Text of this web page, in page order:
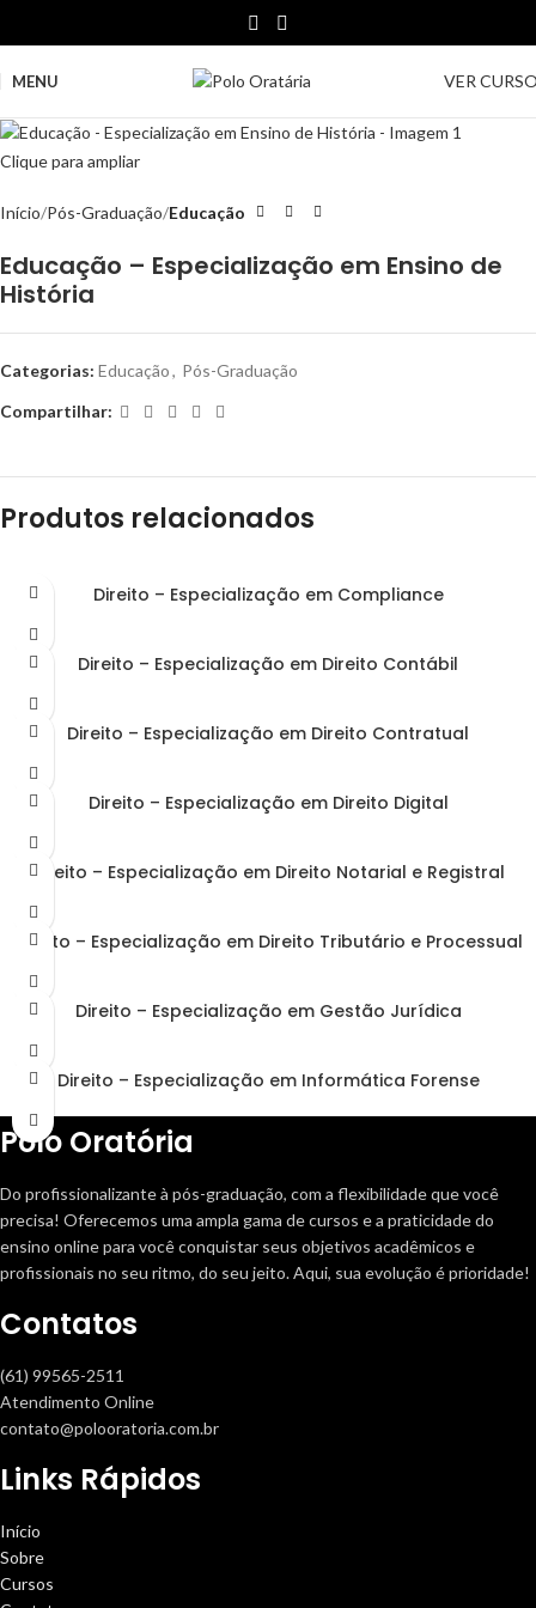
MENU VER
Clique para ampliar
Início Pós-Graduação Educação
Educação – Especialização em Ensino de
História
Categorias: Educação, Pós-Graduação
Compartilhar:
Produtos relacionados
Direito – Especialização em Compliance
Direito – Especialização em Direito Contábil
Direito – Especialização em Direito Contratual
Direito – Especialização em Direito Digital
Direito – Especialização em Direito Notarial e Registral
Direito – Especialização em Direito Tributário e Processual
Direito – Especialização em Gestão Jurídica
Direito – Especialização em Informática Forense
Polo Oratória
Do profissionalizante à pós-graduação, com a flexibilidade que você
precisa! Oferecemos uma ampla gama de cursos e a praticidade do
ensino online para você conquistar seus objetivos acadêmicos e
profissionais no seu ritmo, do seu jeito. Aqui, sua evolução é prioridade!
Contatos
(61) 99565-2511
Atendimento Online
contato@polooratoria.com.br
Links Rápidos
Início
Sobre
Cursos